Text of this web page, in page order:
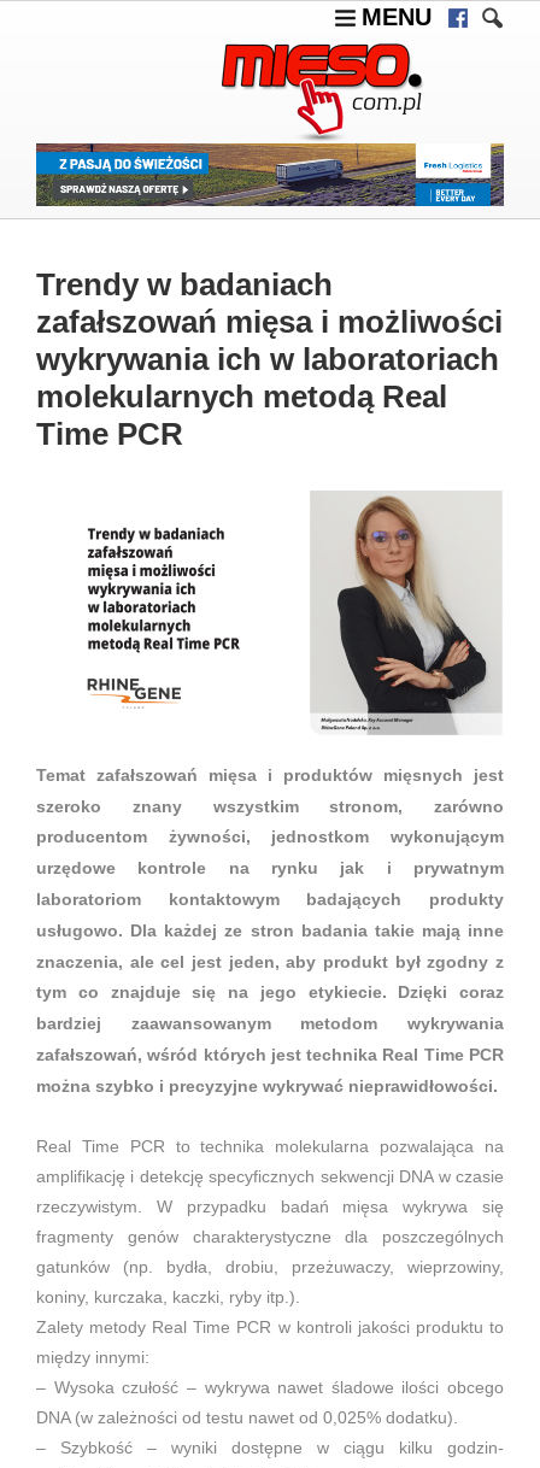
MENU
Trendy w badaniach
zafałszowań mięsa i możliwości
wykrywania ich w laboratoriach
molekularnych metodą Real
Time PCR
Temat zafałszowań mięsa i produktów mięsnych jest
szeroko znany wszystkim stronom, zarówno
producentom żywności, jednostkom wykonującym
urzędowe kontrole na rynku jak i prywatnym
laboratoriom kontaktowym badających produkty
usługowo. Dla każdej ze stron badania takie mają inne
znaczenia, ale cel jest jeden, aby produkt był zgodny z
tym co znajduje się na jego etykiecie. Dzięki coraz
bardziej zaawansowanym metodom wykrywania
zafałszowań, wśród których jest technika Real Time PCR
można szybko i precyzyjne wykrywać nieprawidłowości.
Real Time PCR to technika molekularna pozwalająca na
amplifikację i detekcję specyficznych sekwencji DNA w czasie
rzeczywistym. W przypadku badań mięsa wykrywa się
fragmenty genów charakterystyczne dla poszczególnych
gatunków (np. bydła, drobiu, przeżuwaczy, wieprzowiny,
koniny, kurczaka, kaczki, ryby itp.).
Zalety metody Real Time PCR w kontroli jakości produktu to
między innymi:
– Wysoka czułość – wykrywa nawet śladowe ilości obcego
DNA (w zależności od testu nawet od 0,025% dodatku).
– Szybkość – wyniki dostępne w ciągu kilku godzin-